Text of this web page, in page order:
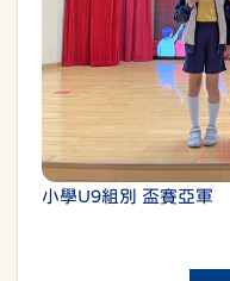
小學U9組別 盃賽亞軍